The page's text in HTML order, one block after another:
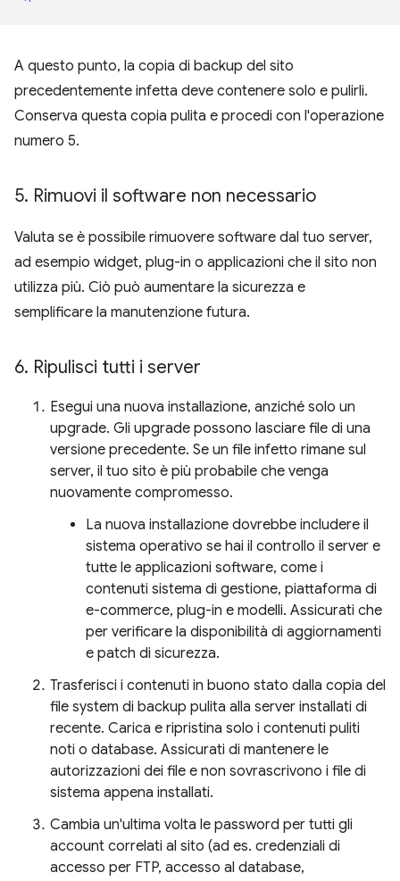
A questo punto, la copia di backup del sito
precedentemente infetta deve contenere solo e pulirli.
Conserva questa copia pulita e procedi con l'operazione
numero 5.
5. Rimuovi il software non necessario
Valuta se è possibile rimuovere software dal tuo server,
ad esempio widget, plug-in o applicazioni che il sito non
utilizza più. Ciò può aumentare la sicurezza e
semplificare la manutenzione futura.
6. Ripulisci tutti i server
Esegui una nuova installazione, anziché solo un
upgrade. Gli upgrade possono lasciare file di una
versione precedente. Se un file infetto rimane sul
server, il tuo sito è più probabile che venga
nuovamente compromesso.
La nuova installazione dovrebbe includere il
sistema operativo se hai il controllo il server e
tutte le applicazioni software, come i
contenuti sistema di gestione, piattaforma di
e-commerce, plug-in e modelli. Assicurati che
per verificare la disponibilità di aggiornamenti
e patch di sicurezza.
Trasferisci i contenuti in buono stato dalla copia del
file system di backup pulita alla server installati di
recente. Carica e ripristina solo i contenuti puliti
noti o database. Assicurati di mantenere le
autorizzazioni dei file e non sovrascrivono i file di
sistema appena installati.
Cambia un'ultima volta le password per tutti gli
account correlati al sito (ad es. credenziali di
accesso per FTP, accesso al database,